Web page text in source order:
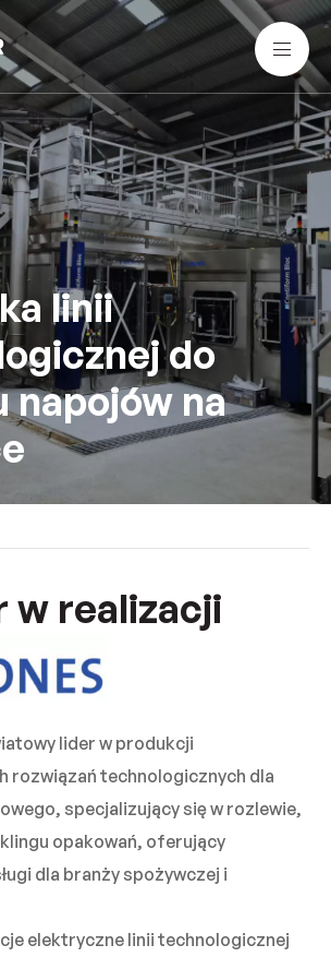
linii
do
napojów na
w realizacji
lider w produkcji
rozwiązań technologicznych dla
specjalizujący się w rozlewie,
opakowań, oferujący
dla branży spożywczej i
elektryczne linii technologicznej